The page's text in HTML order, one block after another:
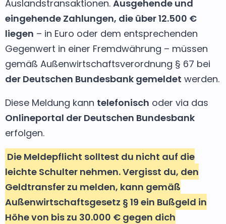
Auslandstransaktionen. Ausgehende und
eingehende Zahlungen, die über 12.500 €
liegen – in Euro oder dem entsprechenden
Gegenwert in einer Fremdwährung – müssen
gemäß Außenwirtschaftsverordnung § 67 bei
der Deutschen Bundesbank gemeldet werden.
Diese Meldung kann telefonisch oder via das
Onlineportal der Deutschen Bundesbank
erfolgen.
Die Meldepflicht solltest du nicht auf die
leichte Schulter nehmen. Vergisst du, den
Geldtransfer zu melden, kann gemäß
Außenwirtschaftsgesetz § 19 ein Bußgeld in
Höhe von bis zu 30.000 € gegen dich